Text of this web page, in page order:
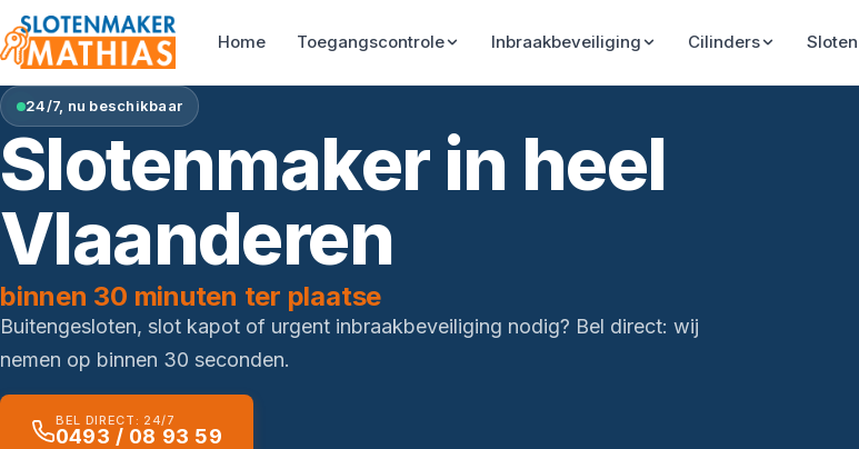
Home Toegangscontrole Inbraakbeveiliging Cilinders Sloten
24/7, nu beschikbaar
Slotenmaker in heel
Vlaanderen
binnen 30 minuten ter plaatse
Buitengesloten, slot kapot of urgent inbraakbeveiliging nodig? Bel direct: wij
nemen op binnen 30 seconden.
BEL DIRECT: 24/7
0493 / 08 93 59